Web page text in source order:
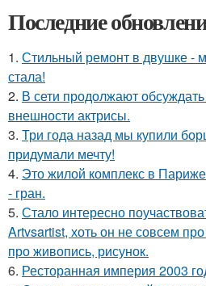
Последние
1. Стильный ремонт в двушке -
стала!
2. В сети продолжают
внешности актрисы.
3. Три года назад мы купили
придумали мечту!
4. Это жилой комплекс в
- гран.
5. Стало интересно
Artvsartist, хоть он не совсем
про живопись, рисунок.
6. Ресторанная империя 2003